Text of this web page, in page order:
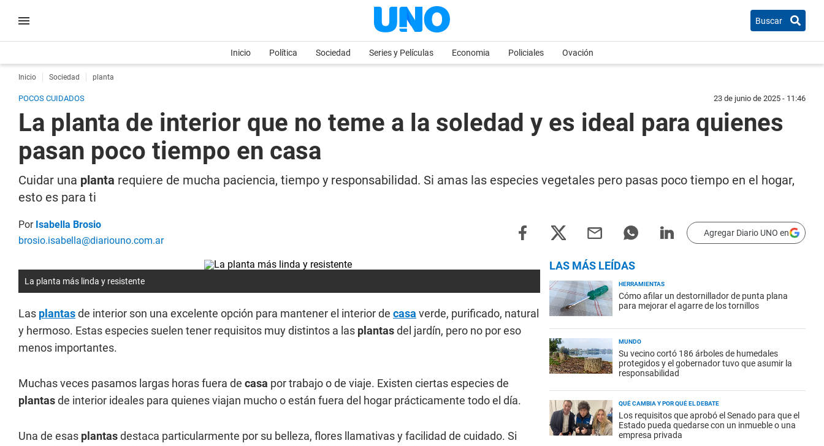
Buscar
Inicio Política Sociedad Series y Películas Economia Policiales Ovación
Inicio Sociedad planta
POCOS CUIDADOS 23 de junio de 2025 - 11:46
La planta de interior que no teme a la soledad y es ideal para quienes
pasan poco tiempo en casa
Cuidar una planta requiere de mucha paciencia, tiempo y responsabilidad. Si amas las especies vegetales pero pasas poco tiempo en el hogar,
esto es para ti
Por Isabella Brosio
brosio.isabella@diariouno.com.ar
Agregar Diario UNO en
La planta más linda y resistente
Las plantasde interior son una excelente opción para mantener el interior de casa verde, purificado, natural
y hermoso. Estas especies suelen tener requisitos muy distintos a las plantasdel jardín, pero no por eso
menos importantes.
Muchas veces pasamos largas horas fuera de casa por trabajo o de viaje. Existen ciertas especies de
plantasde interior ideales para quienes viajan mucho o están fuera del hogar prácticamente todo el día.
Una de esas plantasdestaca particularmente por su belleza, flores llamativas y facilidad de cuidado. Si
LAS MÁS LEÍDAS
HERRAMIENTAS
Cómo afilar un destornillador de punta plana
para mejorar el agarre de los tornillos
MUNDO
Su vecino cortó 186 árboles de humedales
protegidos y el gobernador tuvo que asumir la
responsabilidad
QUÉ CAMBIA Y POR QUÉ EL DEBATE
Los requisitos que aprobó el Senado para que el
Estado pueda quedarse con un inmueble o una
empresa privada